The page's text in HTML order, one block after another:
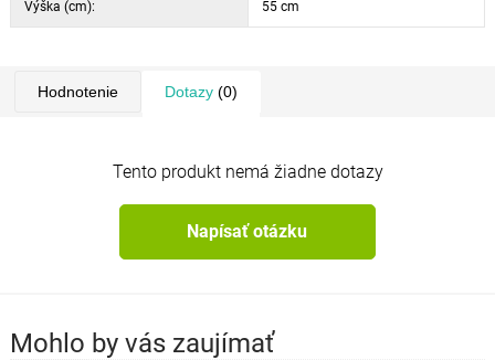
Výška (cm): 55 cm
Hodnotenie Dotazy(0)
Tento produkt nemá žiadne dotazy
Napísať otázku
Mohlo by vás zaujímať